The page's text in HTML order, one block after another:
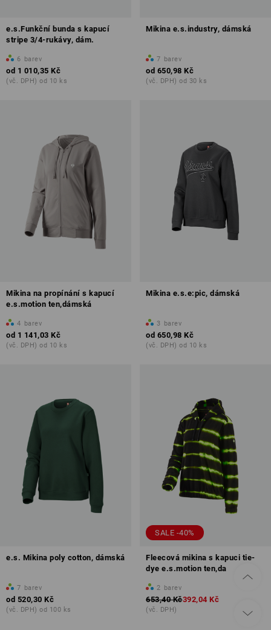
e.s.Funkční bunda s kapucí
stripe 3/4-rukávy, dám.
6 barev
od 1 010,35 Kč
(vč. DPH) od 10 ks
Mikina e.s.industry, dámská
7 barev
od 650,98 Kč
(vč. DPH) od 30 ks
Mikina na propínání s kapucí
e.s.motion ten,dámská
4 barev
od 1 141,03 Kč
(vč. DPH) od 10 ks
Mikina e.s.e:pic, dámská
3 barev
od 650,98 Kč
(vč. DPH) od 10 ks
e.s. Mikina poly cotton, dámská
7 barev
od 520,30 Kč
(vč. DPH) od 100 ks
SALE -40%
Fleecová mikina s kapuci tie-
dye e.s.motion ten,da
2 barev
653,40 Kč392,04 Kč
(vč. DPH)